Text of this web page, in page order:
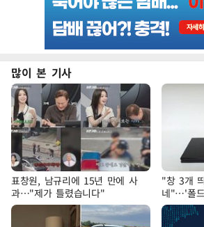
많이 본 기사
표창원, 남규리에 15년 만에 사
과…"제가 틀렸습니다"
"창 3개
네"…'폴
니